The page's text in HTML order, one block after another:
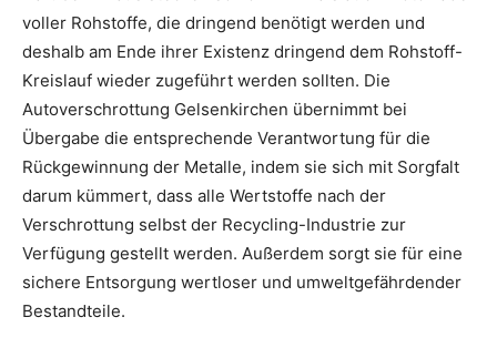
voller Rohstoffe, die dringend benötigt werden und
deshalb am Ende ihrer Existenz dringend dem Rohstoff-
Kreislauf wieder zugeführt werden sollten. Die
Autoverschrottung Gelsenkirchen übernimmt bei
Übergabe die entsprechende Verantwortung für die
Rückgewinnung der Metalle, indem sie sich mit Sorgfalt
darum kümmert, dass alle Wertstoffe nach der
Verschrottung selbst der Recycling-Industrie zur
Verfügung gestellt werden. Außerdem sorgt sie für eine
sichere Entsorgung wertloser und umweltgefährdender
Bestandteile.